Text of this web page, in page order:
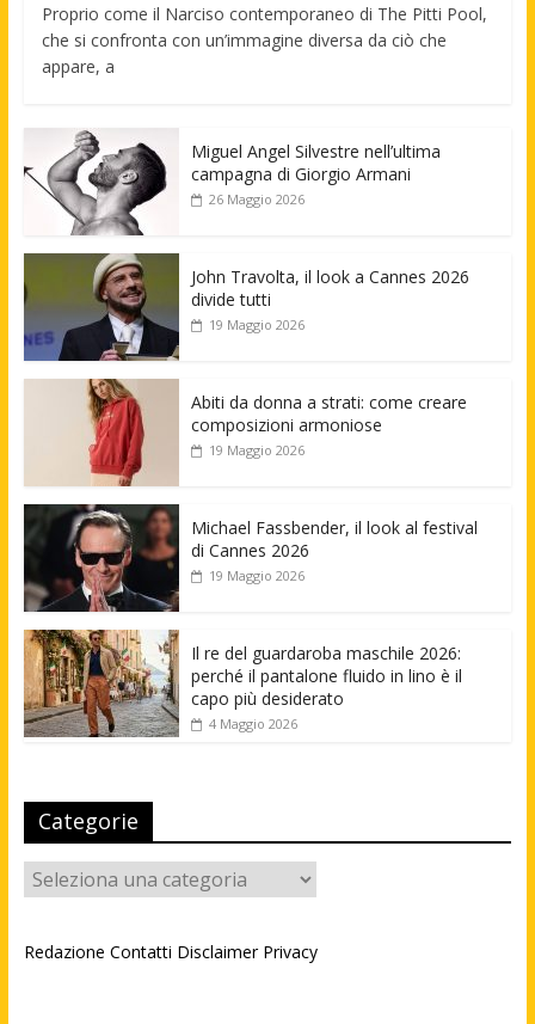
Proprio come il Narciso contemporaneo di The Pitti Pool,
che si confronta con un’immagine diversa da ciò che
appare, a
Miguel Angel Silvestre nell’ultima
campagna di Giorgio Armani
26 Maggio 2026
John Travolta, il look a Cannes 2026
divide tutti
19 Maggio 2026
Abiti da donna a strati: come creare
composizioni armoniose
19 Maggio 2026
Michael Fassbender, il look al festival
di Cannes 2026
19 Maggio 2026
Il re del guardaroba maschile 2026:
perché il pantalone fluido in lino è il
capo più desiderato
4 Maggio 2026
Categorie
Categorie
Redazione Contatti Disclaimer Privacy